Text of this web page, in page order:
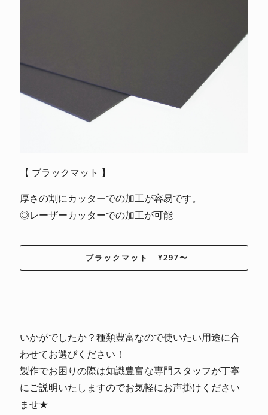
【 ブラックマット 】
厚さの割にカッターでの加工が容易です。
◎レーザーカッターでの加工が可能
ブラックマット ¥297〜
いかがでしたか？種類豊富なので使いたい用途に合
わせてお選びください！
製作でお困りの際は知識豊富な専門スタッフが丁寧
にご説明いたしますのでお気軽にお声掛けください
ませ★